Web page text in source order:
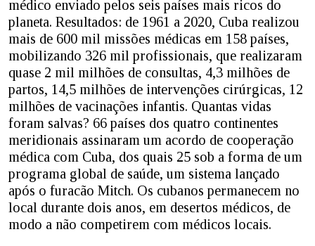
médico enviado pelos seis países mais ricos do
planeta. Resultados: de 1961 a 2020, Cuba realizou
mais de 600 mil missões médicas em 158 países,
mobilizando 326 mil profissionais, que realizaram
quase 2 mil milhões de consultas, 4,3 milhões de
partos, 14,5 milhões de intervenções cirúrgicas, 12
milhões de vacinações infantis. Quantas vidas
foram salvas? 66 países dos quatro continentes
meridionais assinaram um acordo de cooperação
médica com Cuba, dos quais 25 sob a forma de um
programa global de saúde, um sistema lançado
após o furacão Mitch. Os cubanos permanecem no
local durante dois anos, em desertos médicos, de
modo a não competirem com médicos locais.